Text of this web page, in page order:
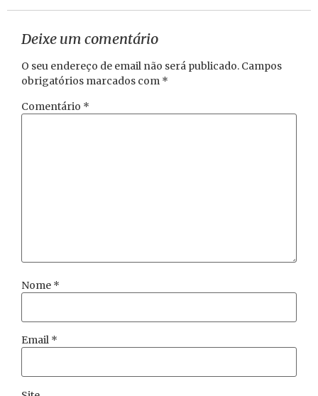
Deixe um comentário
O seu endereço de email não será publicado. Campos
obrigatórios marcados com *
Comentário *
Nome *
Email *